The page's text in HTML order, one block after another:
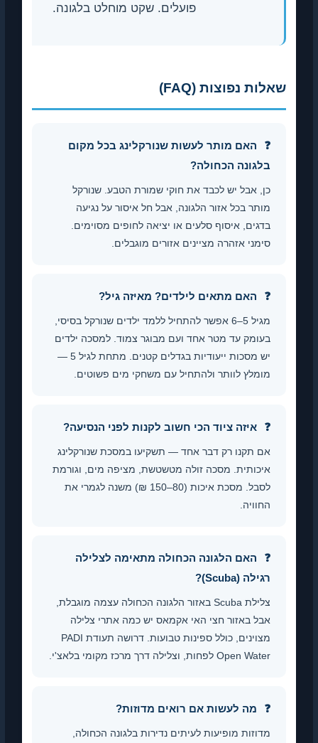
פועלים. שקט מוחלט בלגונה.
שאלות נפוצות (FAQ)
האם מותר לעשות שנורקלינג בכל מקום
בלגונה הכחולה?
כן, אבל יש לכבד את חוקי שמורת הטבע. שנורקל
מותר בכל אזור הלגונה, אבל חל איסור על נגיעה
בדגים, איסוף סלעים או יציאה לחופים מסוימים.
סימני אזהרה מציינים אזורים מוגבלים.
האם מתאים לילדים? מאיזה גיל?
מגיל 5–6 אפשר להתחיל ללמד ילדים שנורקל בסיסי,
בעומק עד מטר אחד ועם מבוגר צמוד. למסכה ילדים
יש מסכות ייעודיות בגדלים קטנים. מתחת לגיל 5 —
מומלץ לוותר ולהתחיל עם משחקי מים פשוטים.
איזה ציוד הכי חשוב לקנות לפני הנסיעה?
אם תקנו רק דבר אחד — תשקיעו במסכת שנורקלינג
איכותית. מסכה זולה מטשטשת, מציפה מים, וגורמת
לסבל. מסכת איכות (80–150 ₪) משנה לגמרי את
החוויה.
האם הלגונה הכחולה מתאימה לצלילה
רגילה (Scuba)?
צלילת Scuba באזור הלגונה הכחולה עצמה מוגבלת,
אבל באזור חצי האי אקמאס יש כמה אתרי צלילה
מצוינים, כולל ספינות טבועות. דרושה תעודת PADI
Open Water לפחות, וצלילה דרך מרכז מקומי בלאצ'י.
מה לעשות אם רואים מדוזות?
מדוזות מופיעות לעיתים נדירות בלגונה הכחולה,